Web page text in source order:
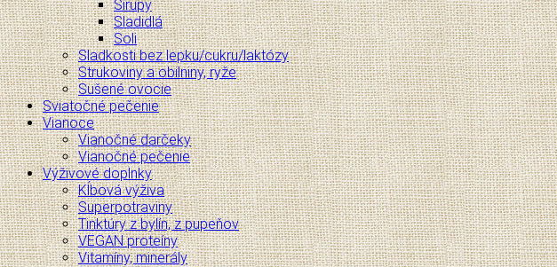
Sirupy
Sladidlá
Soli
Sladkosti bez lepku/cukru/laktózy
Strukoviny a obilniny, ryže
Sušené ovocie
Sviatočné pečenie
Vianoce
Vianočné darčeky
Vianočné pečenie
Výživové doplnky
Kĺbová výživa
Superpotraviny
Tinktúry z bylín, z pupeňov
VEGAN proteíny
Vitamíny, minerály